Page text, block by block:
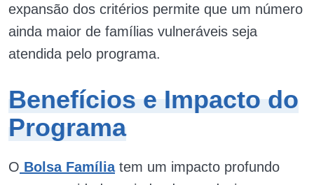
expansão dos critérios permite que um número
ainda maior de famílias vulneráveis seja
atendida pelo programa.
Benefícios e Impacto do
Programa
O Bolsa Famíliatem um impacto profundo